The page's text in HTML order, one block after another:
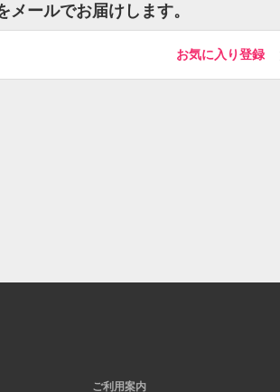
ールでお届けします。
お気に入り登録
ご利用案内